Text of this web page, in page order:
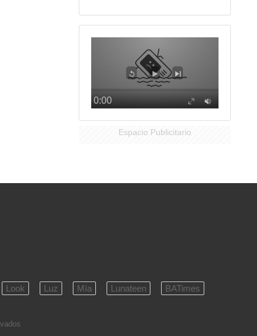
Espacio Publicitario
Look Luz Mía Lunateen BATimes